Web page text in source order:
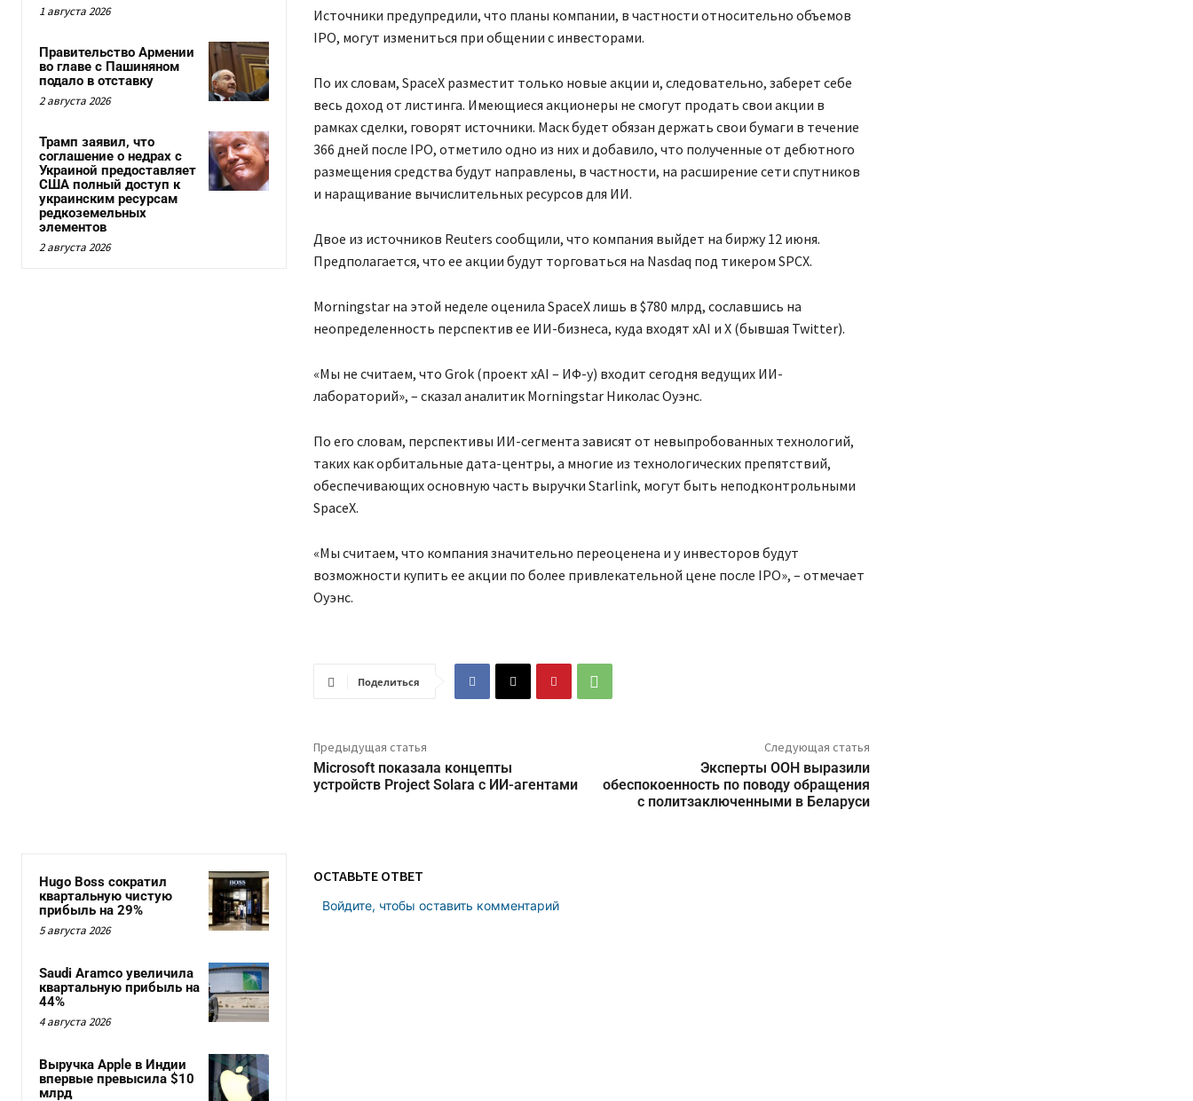
1 августа 2026
Правительство Армении
во главе с Пашиняном
подало в отставку
2 августа 2026
Трамп заявил, что
соглашение о недрах с
Украиной предоставляет
США полный доступ к
украинским ресурсам
редкоземельных
элементов
2 августа 2026
Источники предупредили, что планы компании, в частности относительно объемов
IPO, могут измениться при общении с инвесторами.
По их словам, SpaceX разместит только новые акции и, следовательно, заберет себе
весь доход от листинга. Имеющиеся акционеры не смогут продать свои акции в
рамках сделки, говорят источники. Маск будет обязан держать свои бумаги в течение
366 дней после IPO, отметило одно из них и добавило, что полученные от дебютного
размещения средства будут направлены, в частности, на расширение сети спутников
и наращивание вычислительных ресурсов для ИИ.
Двое из источников Reuters сообщили, что компания выйдет на биржу 12 июня.
Предполагается, что ее акции будут торговаться на Nasdaq под тикером SPCX.
Morningstar на этой неделе оценила SpaceX лишь в $780 млрд, сославшись на
неопределенность перспектив ее ИИ-бизнеса, куда входят xAI и X (бывшая Twitter).
«Мы не считаем, что Grok (проект xAI – ИФ-у) входит сегодня ведущих ИИ-
лабораторий», – сказал аналитик Morningstar Николас Оуэнс.
По его словам, перспективы ИИ-сегмента зависят от невыпробованных технологий,
таких как орбитальные дата-центры, а многие из технологических препятствий,
обеспечивающих основную часть выручки Starlink, могут быть неподконтрольными
SpaceX.
«Мы считаем, что компания значительно переоценена и у инвесторов будут
возможности купить ее акции по более привлекательной цене после IPO», – отмечает
Оуэнс.
Поделиться
Предыдущая статья
Microsoft показала концепты
устройств Project Solara с ИИ-агентами
Следующая статья
Эксперты ООН выразили
обеспокоенность по поводу обращения
с политзаключенными в Беларуси
Hugo Boss сократил
квартальную чистую
прибыль на 29%
5 августа 2026
Saudi Aramco увеличила
квартальную прибыль на
44%
4 августа 2026
Выручка Apple в Индии
впервые превысила $10
млрд
ОСТАВЬТЕ ОТВЕТ
Войдите, чтобы оставить комментарий